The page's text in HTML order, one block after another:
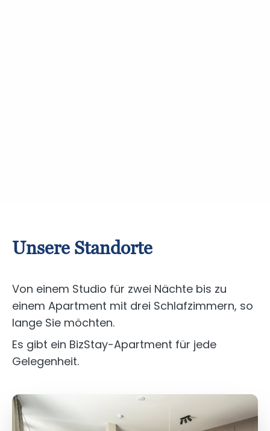
Unsere Standorte
Von einem Studio für zwei Nächte bis zu
einem Apartment mit drei Schlafzimmern, so
lange Sie möchten.
Es gibt ein BizStay-Apartment für jede
Gelegenheit.